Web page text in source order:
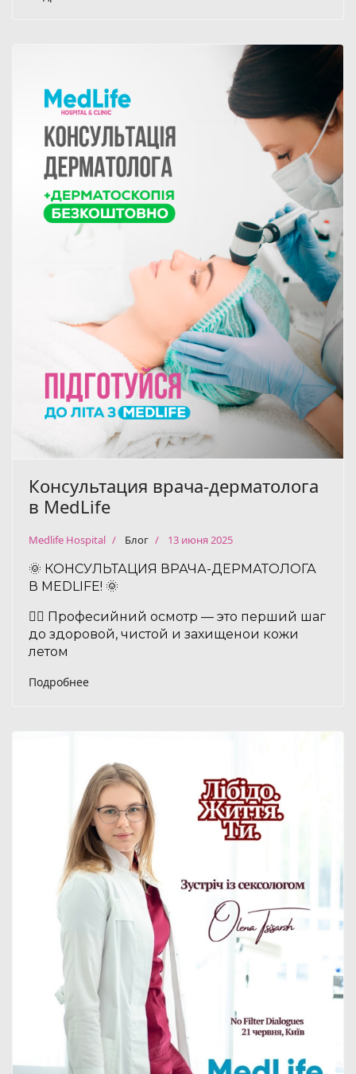
Консультация врача-дерматолога
в MedLife
Medlife Hospital Блог 13 июня 2025
🌞 КОНСУЛЬТАЦИЯ ВРАЧА-ДЕРМАТОЛОГА
В MEDLIFE! 🌞
👩‍⚕️ Професийний осмотр — это перший шаг
до здоровой, чистой и захищенои кожи
летом
Подробнее